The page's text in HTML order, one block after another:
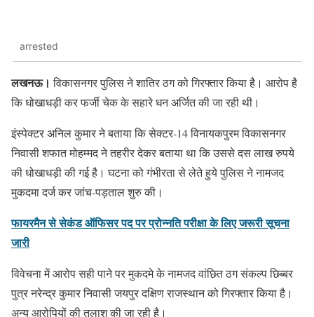
arrested
लखनऊ। विकासनगर पुलिस ने शातिर ठग को गिरफ्तार किया है। आरोप है
कि धोखाधड़ी कर फर्जी चेक के सहारे धन अर्जित की जा रही थी।
इंस्पेक्टर अनिल कुमार ने बताया कि सेक्टर-14 विनायकपुरम विकासनगर
निवासी शफात मोहम्मद ने तहरीर देकर बताया था कि उससे दस लाख रुपये
की धोखाधड़ी की गई है। घटना को गंभीरता से लेते हुये पुलिस ने नामजद
मुकदमा दर्ज कर जांच-पड़ताल शुरु की।
फायरमैन से सेकंड ऑफिसर पद पर प्रोन्नति परीक्षा के लिए जरूरी सूचना
जारी
विवेचना में आरोप सही पाने पर मुकदमे के नामजद वांछित ठग संकल्प छिब्बर
पुत्र नरेन्द्र कुमार निवासी जयपुर दक्षिण राजस्थान को गिरफ्तार किया है।
अन्य आरोपियों की तलाश की जा रही है।